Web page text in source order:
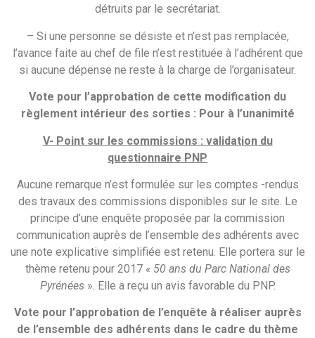
détruits par le secrétariat.
– Si une personne se désiste et n’est pas remplacée,
l’avance faite au chef de file n’est restituée à l’adhérent que
si aucune dépense ne reste à la charge de l’organisateur.
Vote pour l’approbation de cette modification du
règlement intérieur des sorties : Pour à l’unanimité
V- Point sur les commissions : validation du
questionnaire PNP
Aucune remarque n’est formulée sur les comptes -rendus
des travaux des commissions disponibles sur le site. Le
principe d’une enquête proposée par la commission
communication auprès de l’ensemble des adhérents avec
une note explicative simplifiée est retenu. Elle portera sur le
thème retenu pour 2017 « 50 ans du Parc National des
Pyrénées». Elle a reçu un avis favorable du PNP.
Vote pour l’approbation de l’enquête à réaliser auprès
de l’ensemble des adhérents dans le cadre du thème